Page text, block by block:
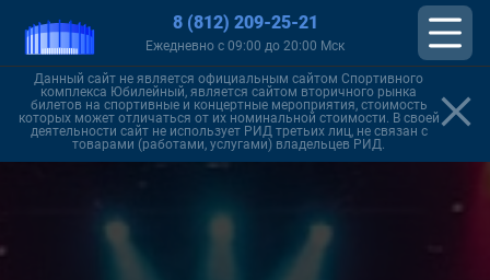
8 (812) 209-25-21
Ежедневно с 09:00 до 20:00 Мск
Данный сайт не является официальным сайтом Спортивного
комплекса Юбилейный, является сайтом вторичного рынка
билетов на спортивные и концертные мероприятия, стоимость
которых может отличаться от их номинальной стоимости. В своей
деятельности сайт не использует РИД третьих лиц, не связан с
товарами (работами, услугами) владельцев РИД.